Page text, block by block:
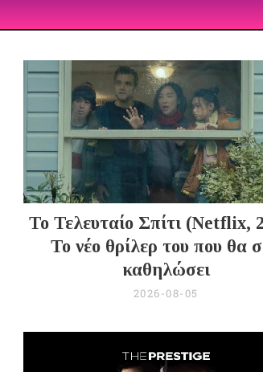
Το Τελευταίο Σπίτι (Netflix,
Το νέο θρίλερ του που θα
καθηλώσει
2026-08-05